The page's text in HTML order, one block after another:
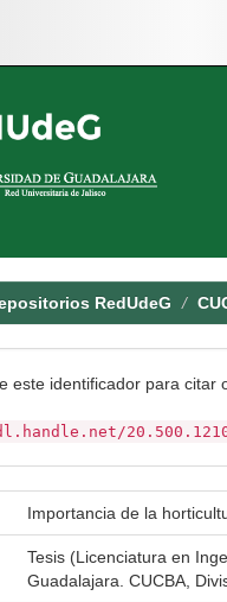
RedUdeG
este identificador para citar
Importancia de la
Tesis (Licenciatura en
Guadalajara. CUCBA,